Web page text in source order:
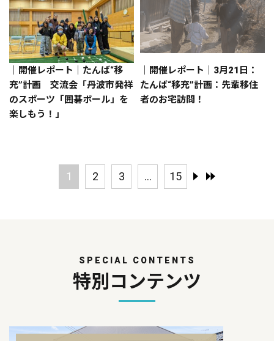
｜開催レポート｜たんば“移
充”計画 交流会「丹波市発祥
のスポーツ「囲碁ボール」を
楽しもう！」
｜開催レポート｜3月21日：
たんば“移充”計画：先輩移住
者のお宅訪問！
1 2 3 ... 15
SPECIAL CONTENTS
特別コンテンツ